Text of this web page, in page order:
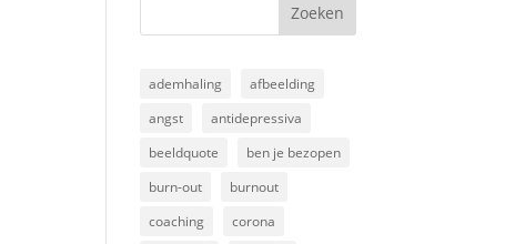
ademhaling
afbeelding
angst
antidepressiva
beeldquote
ben je bezopen
burn-out
burnout
coaching
corona